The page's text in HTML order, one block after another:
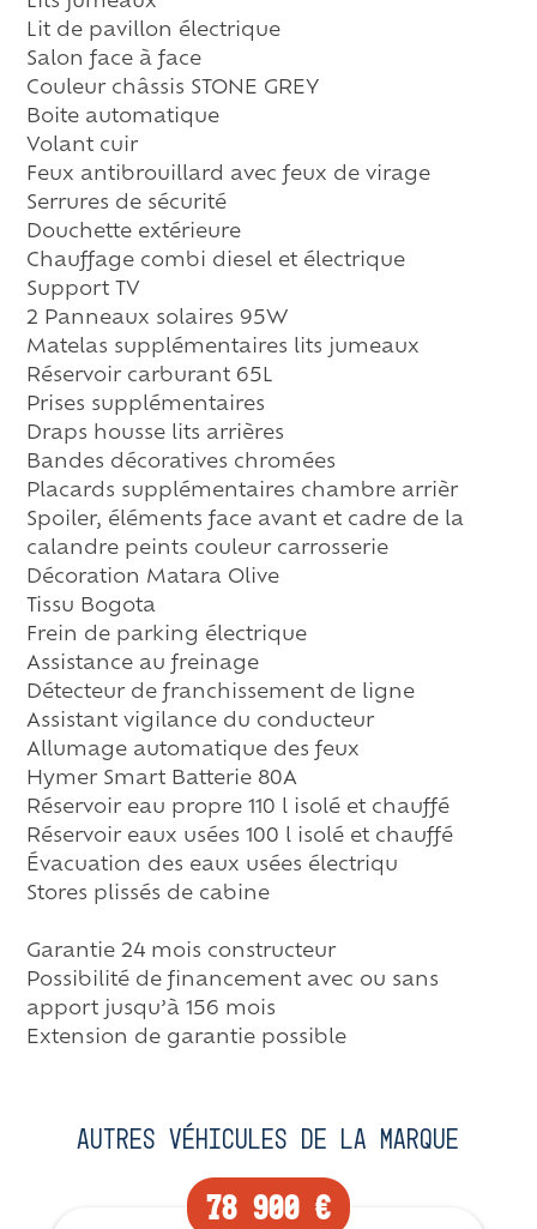
Lit de pavillon électrique
Salon face à face
Couleur châssis STONE GREY
Boite automatique
Volant cuir
Feux antibrouillard avec feux de virage
Serrures de sécurité
Douchette extérieure
Chauffage combi diesel et électrique
Support TV
2 Panneaux solaires 95W
Matelas supplémentaires lits jumeaux
Réservoir carburant 65L
Prises supplémentaires
Draps housse lits arrières
Bandes décoratives chromées
Placards supplémentaires chambre arrièr
Spoiler, éléments face avant et cadre de la
calandre peints couleur carrosserie
Décoration Matara Olive
Tissu Bogota
Frein de parking électrique
Assistance au freinage
Détecteur de franchissement de ligne
Assistant vigilance du conducteur
Allumage automatique des feux
Hymer Smart Batterie 80A
Réservoir eau propre 110 l isolé et chauffé
Réservoir eaux usées 100 l isolé et chauffé
Évacuation des eaux usées électriqu
Stores plissés de cabine
Garantie 24 mois constructeur
Possibilité de financement avec ou sans
apport jusqu’à 156 mois
Extension de garantie possible
Autres véhicules de la marque
78 900 €